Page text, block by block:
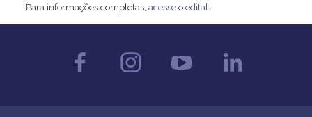
Para informações completas, acesse o edital.